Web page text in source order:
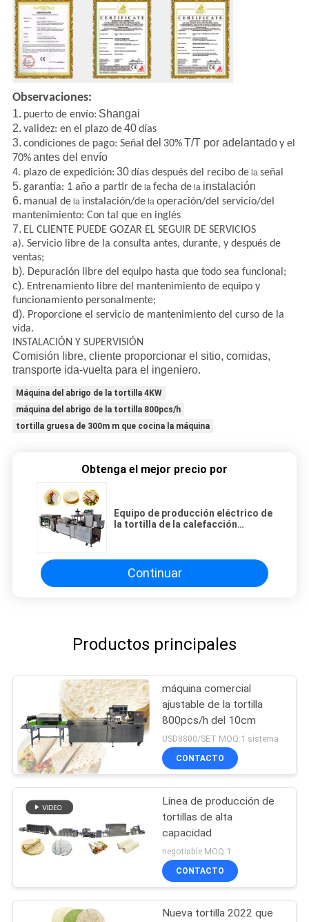
Observaciones:
1. puerto de envío: Shangai
2. validez: en el plazo de40días
3. condiciones de pago: Señal del 30%T/T por adelantadoy el
70%antes del envío
4. plazo de expedición: 30días después del recibo dela señal
5. garantía: 1 año a partir dela fecha dela instalación
6. manual dela instalación/dela operación/del servicio/del
mantenimiento: Con tal que en inglés
7. EL CLIENTE PUEDE GOZAR EL SEGUIR DE SERVICIOS
a). Servicio libre de la consulta antes, durante, y después de
ventas;
b). Depuración libre del equipo hasta que todo sea funcional;
c). Entrenamiento libre del mantenimiento de equipo y
funcionamiento personalmente;
d). Proporcione el servicio de mantenimiento del curso de la
vida.
INSTALACIÓN Y SUPERVISIÓN
Comisión libre, cliente proporcionar el sitio, comidas,
transporte ida-vuelta para el ingeniero.
Máquina del abrigo de la tortilla 4KW
máquina del abrigo de la tortilla 800pcs/h
tortilla gruesa de 300m m que cocina la máquina
Obtenga el mejor precio por
Equipo de producción eléctrico de
la tortilla de la calefacción
Continuar
Productos principales
máquina comercial
ajustable de la tortilla
800pcs/h del 10cm
USD8800/SET MOQ:1 sistema
CONTACTO
Línea de producción de
tortillas de alta
capacidad
negotiable MOQ:1
CONTACTO
Nueva tortilla 2022 que